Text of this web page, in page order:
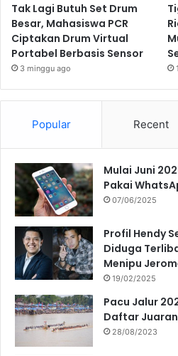
Tak Lagi Butuh Set Drum
Besar, Mahasiswa PCR
Ciptakan Drum Virtual
Portabel Berbasis Sensor
3 minggu ago
Popular Recent
Mulai Juni
Pakai
07/06/2025
Profil Hendy
Diduga
Menipu
19/02/2025
Pacu Jalur
Daftar
28/08/2023